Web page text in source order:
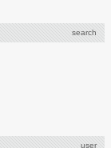
search
user